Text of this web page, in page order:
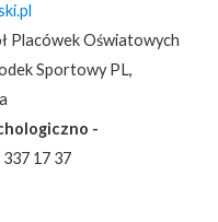
Placówek Oświatowych
Sportowy PL,
-
337 17 37